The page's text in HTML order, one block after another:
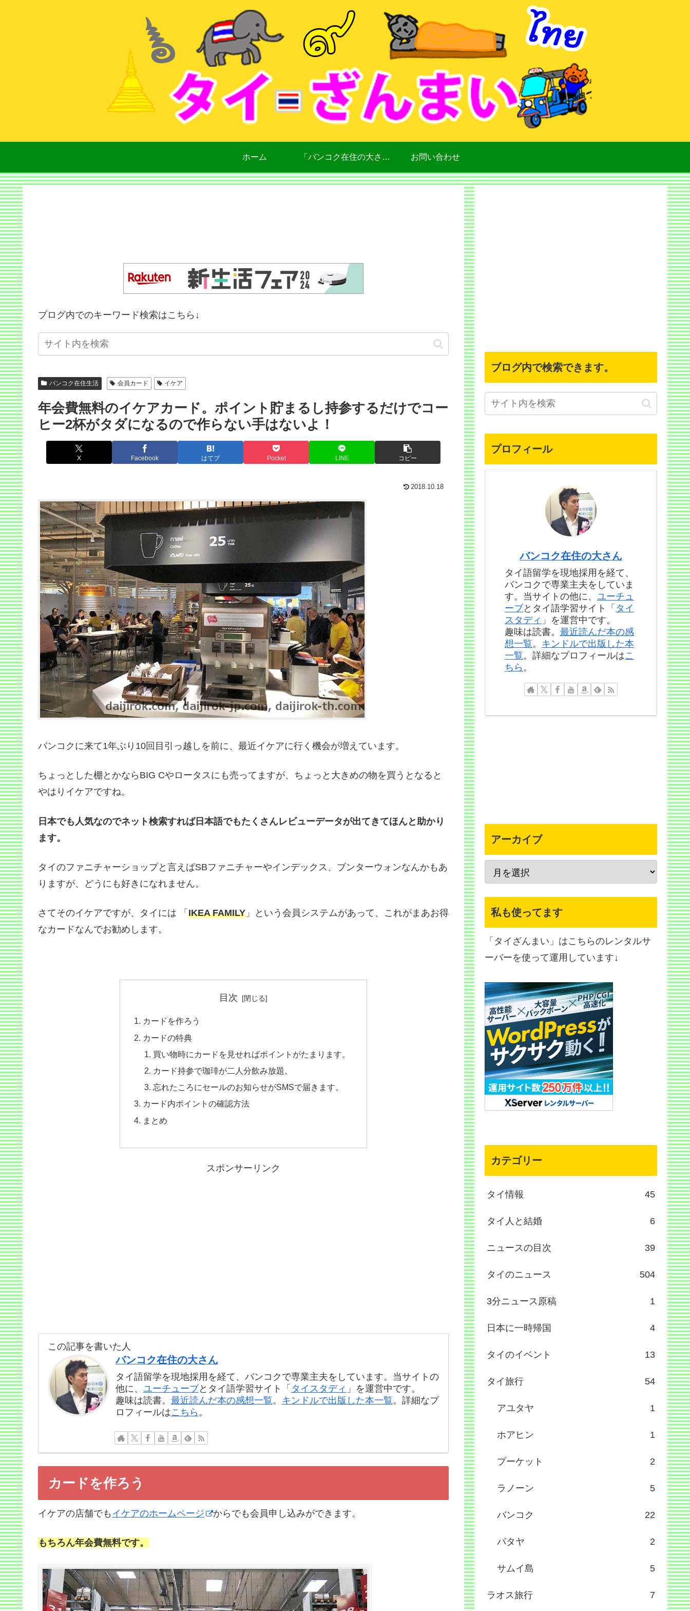
ホーム 「バンコク在住の大さん」について お問い合わせ
ブログ内でのキーワード検索はこちら↓
バンコク在住生活 会員カード イケア
年会費無料のイケアカード。ポイント貯まるし持参するだけでコー
ヒー2杯がタダになるので作らない手はないよ！
X Facebook はてブ Pocket LINE コピー
2018.10.18
バンコクに来て1年ぶり10回目引っ越しを前に、最近イケアに行く機会が増えています。
ちょっとした棚とかならBIG Cやロータスにも売ってますが、ちょっと大きめの物を買うとなると
やはりイケアですね。
日本でも人気なのでネット検索すれば日本語でもたくさんレビューデータが出てきてほんと助かり
ます。
タイのファニチャーショップと言えばSBファニチャーやインデックス、ブンターウォンなんかもあ
りますが、どうにも好きになれません。
さてそのイケアですが、タイには 「 IKEA FAMILY 」という会員システムがあって、これがまあお得
なカードなんでお勧めします。
目次
カードを作ろう
カードの特典
買い物時にカードを見せればポイントがたまります。
カード持参で珈琲が二人分飲み放題。
忘れたころにセールのお知らせがSMSで届きます。
カード内ポイントの確認方法
まとめ
スポンサーリンク
この記事を書いた人
バンコク在住の大さん
タイ語留学を現地採用を経て、バンコクで専業主夫をしています。当サイトの
他に、 ユーチューブとタイ語学習サイト「 タイスタディ 」を運営中です。
趣味は読書。 最近読んだ本の感想一覧。 キンドルで出版した本一覧。詳細なプ
ロフィールはこちら 。
カードを作ろう
イケアの店舗でも イケアのホームページ からでも会員申し込みができます。
もちろん年会費無料です。
ブログ内で検索できます。
プロフィール
バンコク在住の大さん
タイ語留学を現地採用を経て、
バンコクで専業主夫をしていま
す。当サイトの他に、 ユーチュ
ーブ とタイ語学習サイト「 タイ
スタディ 」を運営中です。
趣味は読書。 最近読んだ本の感
想一覧。 キンドルで出版した本
一覧。詳細なプロフィールはこ
ちら 。
アーカイブ
私も使ってます
「タイざんまい」はこちらのレンタルサ
ーバーを使って運用しています↓
カテゴリー
タイ情報 45
タイ人と結婚 6
ニュースの目次 39
タイのニュース 504
3分ニュース原稿 1
日本に一時帰国 4
タイのイベント 13
タイ旅行 54
アユタヤ 1
ホアヒン 1
プーケット 2
ラノーン 5
バンコク 22
パタヤ 2
サムイ島 5
ラオス旅行 7